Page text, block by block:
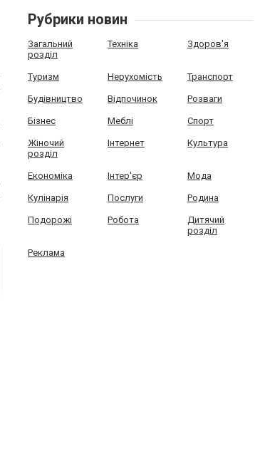
Рубрики новин
Загальний
розділ
Техніка Здоров'я
Туризм Нерухомість Транспорт
Будівництво Відпочинок Розваги
Бізнес Меблі Спорт
Жіночий
розділ
Інтернет Культура
Економіка Інтер'єр Мода
Кулінарія Послуги Родина
Подорожі Робота
Дитячий
розділ
Реклама